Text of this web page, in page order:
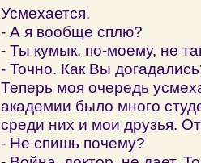
Усмехается.
- А я вообще сплю?
- Ты кумык, по-моему, не
- Точно. Как Вы
Теперь моя очередь
академии было много
среди них и мои друзья.
- Не спишь почему?